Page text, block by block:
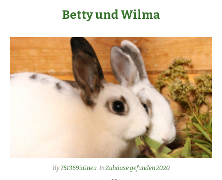
Betty und Wilma
By75136930neu InZuhause gefunden 2020